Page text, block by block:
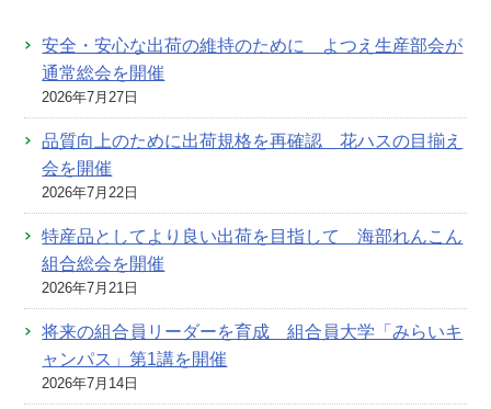
安全・安心な出荷の維持のために よつえ生産部会が
通常総会を開催
2026年7月27日
品質向上のために出荷規格を再確認 花ハスの目揃え
会を開催
2026年7月22日
特産品としてより良い出荷を目指して 海部れんこん
組合総会を開催
2026年7月21日
将来の組合員リーダーを育成 組合員大学「みらいキ
ャンパス」第1講を開催
2026年7月14日